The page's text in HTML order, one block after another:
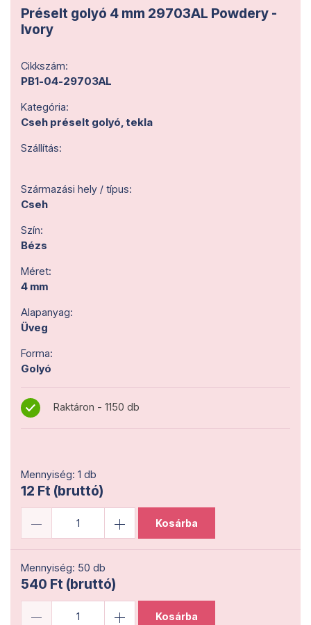
Préselt golyó 4 mm 29703AL Powdery -
Ivory
Cikkszám:
PB1-04-29703AL
Kategória:
Cseh préselt golyó, tekla
Szállítás:
Származási hely / típus:
Cseh
Szín:
Bézs
Méret:
4 mm
Alapanyag:
Üveg
Forma:
Golyó
Raktáron - 1150 db
Mennyiség: 1 db
12 Ft (bruttó)
Kosárba
Mennyiség: 50 db
540 Ft (bruttó)
Kosárba